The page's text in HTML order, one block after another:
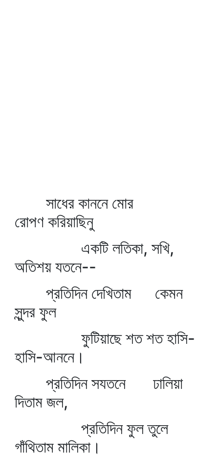
সাধের কাননে মোর
রোপণ করিয়াছিনু
একটি লতিকা, সখি,
অতিশয় যতনে--
প্রতিদিন দেখিতাম কেমন
সুন্দর ফুল
ফুটিয়াছে শত শত হাসি-
হাসি-আননে।
প্রতিদিন সযতনে ঢালিয়া
দিতাম জল,
প্রতিদিন ফুল তুলে
গাঁথিতাম মালিকা।